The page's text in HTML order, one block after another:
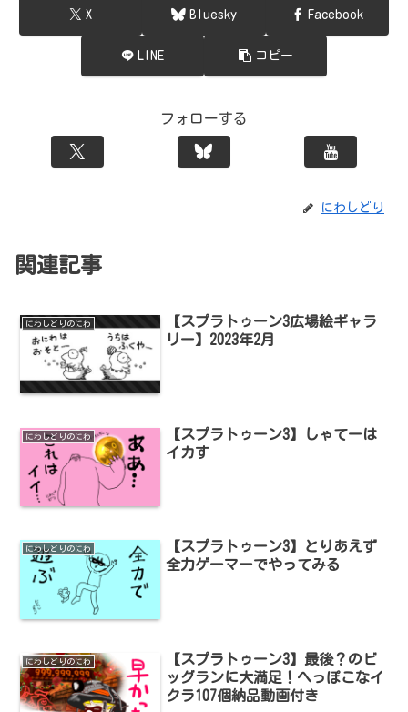
X Bluesky Facebook
LINE コピー
フォローする
にわしどり
関連記事
にわしどりのにわ
【スプラトゥーン3広場絵ギャラ
リー】2023年2月
にわしどりのにわ
【スプラトゥーン3】しゃてーは
イカす
にわしどりのにわ
【スプラトゥーン3】とりあえず
全力ゲーマーでやってみる
にわしどりのにわ
【スプラトゥーン3】最後？のビ
ッグランに大満足！へっぽこなイ
クラ107個納品動画付き